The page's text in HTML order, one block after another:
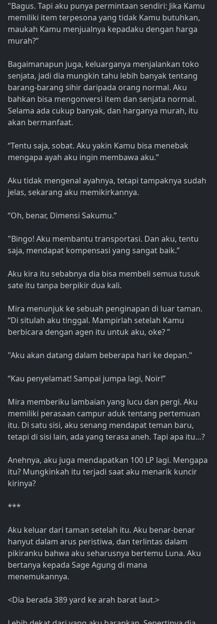
"Bagus. Tapi aku punya permintaan sendiri: Jika Kamu
memiliki item terpesona yang tidak Kamu butuhkan,
maukah Kamu menjualnya kepadaku dengan harga
murah?”
Bagaimanapun juga, keluarganya menjalankan toko
senjata, jadi dia mungkin tahu lebih banyak tentang
barang-barang sihir daripada orang normal. Aku
bahkan bisa mengonversi item dan senjata normal.
Selama ada cukup banyak, dan harganya murah, itu
akan bermanfaat.
“Tentu saja, sobat. Aku yakin Kamu bisa menebak
mengapa ayah aku ingin membawa aku.”
Aku tidak mengenal ayahnya, tetapi tampaknya sudah
jelas, sekarang aku memikirkannya.
“Oh, benar, Dimensi Sakumu.”
"Bingo! Aku membantu transportasi. Dan aku, tentu
saja, mendapat kompensasi yang sangat baik.”
Aku kira itu sebabnya dia bisa membeli semua tusuk
sate itu tanpa berpikir dua kali.
Mira menunjuk ke sebuah penginapan di luar taman.
“Di situlah aku tinggal. Mampirlah setelah Kamu
berbicara dengan agen itu untuk aku, oke? ”
"Aku akan datang dalam beberapa hari ke depan."
“Kau penyelamat! Sampai jumpa lagi, Noir!”
Mira memberiku lambaian yang lucu dan pergi. Aku
memiliki perasaan campur aduk tentang pertemuan
itu. Di satu sisi, aku senang mendapat teman baru,
tetapi di sisi lain, ada yang terasa aneh. Tapi apa itu…?
Anehnya, aku juga mendapatkan 100 LP lagi. Mengapa
itu? Mungkinkah itu terjadi saat aku menarik kuncir
kirinya?
***
Aku keluar dari taman setelah itu. Aku benar-benar
hanyut dalam arus peristiwa, dan terlintas dalam
pikiranku bahwa aku seharusnya bertemu Luna. Aku
bertanya kepada Sage Agung di mana
menemukannya.
<Dia berada 389 yard ke arah barat laut.>